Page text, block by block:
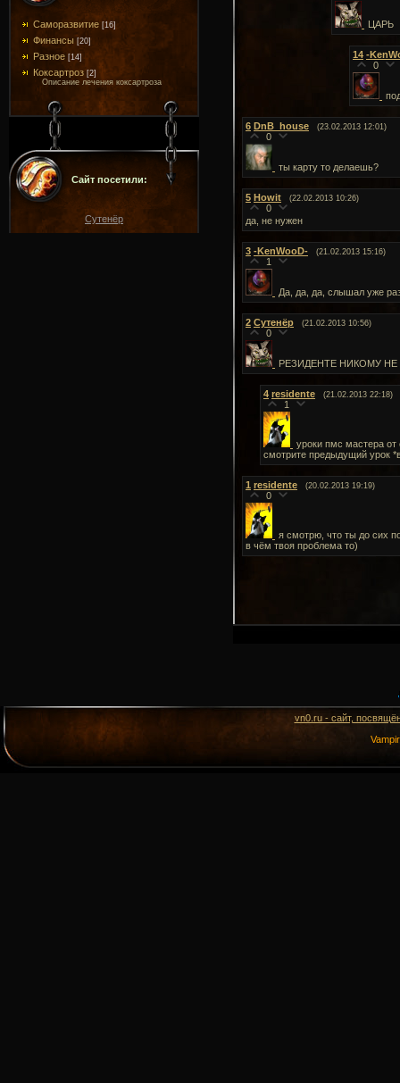
Саморазвитие [16]
Финансы [20]
Разное [14]
Коксартроз [2]
Описание лечения коксартроза
Сайт посетили:
Сутенёр
ЦАРЬ
14 -
0
6 DnB_house (23.02.2013 12:01)
0
ты карту то делаешь?
5 Howit (22.02.2013 10:26)
0
да, не нужен
3 -KenWooD- (21.02.2013 15:16)
1
Да, да, да, слышал уже
2 Сутенёр (21.02.2013 10:56)
0
РЕЗИДЕНТЕ НИКОМУ НЕ
4 residente (21.02.2013 22:18)
1
уроки пмс мастера от
смотрите предыдущий урок
1 residente (20.02.2013 19:19)
0
я смотрю, что ты до сих
в чём твоя проблема то)
vn0.ru - сайт,